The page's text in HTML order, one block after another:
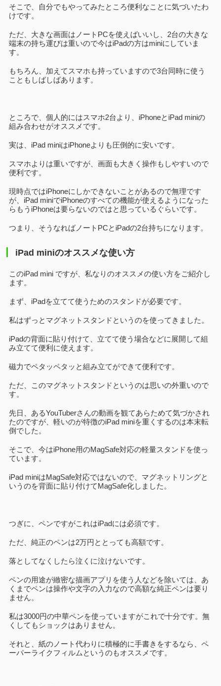
そこで、自分でもやってみたところ便利なことに気づいたわ
けです。
ただ、大きな画面はノートPCを使えばいいし、2台の大きな
端末の持ち運びは重いので今はiPadの方はminiにしていま
す。
もちろん、加えてスマホも持っていますので3台同時に使う
こともしばしばあります。
ところで、個人的にはスマホ2台より、iPhoneとiPad miniの
組み合わせがオススメです。
実は、iPad miniはiPhoneよりも圧倒的に安いです。
スマホよりは重いですが、画面も大きく操作もしやすいので
便利です。
現時点ではiPhoneにしかできないことがあるので無理です
が、iPad miniでiPhoneのすべての機能が使えるようになった
らもうiPhoneは要らないのではと思っているぐらいです。
つまり、そうなればノートPCとiPadの2台持ちになります。
iPad miniのオススメな使い方
このiPad mini ですが、私なりのオススメの使い方をご紹介し
ます。
まず、iPadを立てて使うためのスタンドが必要です。
私はずっとマグネットスタンドというのを使ってきました。
iPadの背面に貼り付けて、立てて使う場合などに展開して組
み立てて便利に使えます。
磁力でペタッペタッと組み立てができて便利です。
ただ、このマグネットスタンドというのは思いの外重いので
す。
先日、あるYouTuberさんの動画を観てあらためて気づかされ
たのですが、軽いのが特徴のiPad miniを重くするのは本末転
倒でした。
そこで、今はiPhone用のMagSafe対応の軽量スタンドを使っ
ています。
iPad miniはMagSafe対応ではないので、マグネットリングと
いうのを背面に貼り付けてMagSafe化しました。
つぎに、ペンですがこれはiPadには必須です。
ただ、純正のペンは2万円ととっても高額です。
落としてなくしたら泣くに泣けないです。
ペンの用途が緻密な描画アプリを使う人などを除いては、あ
くまでペンは操作や文字の入力なので高額な純正ペンは要り
ません。
私は3000円の中華ペンを使っていますがこれで十分です。無
くしてもショックはありません。
それと、紙のノート代わりに積極的に手書きをするなら、ペ
ーパーライクフィルムというのもオススメです。